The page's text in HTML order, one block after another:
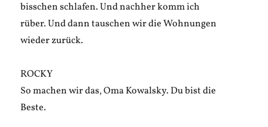
bisschen schlafen. Und nachher komm ich
rüber. Und dann tauschen wir die Wohnungen
wieder zurück.
ROCKY
So machen wir das, Oma Kowalsky. Du bist die
Beste.